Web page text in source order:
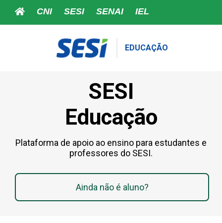
CNI SESI SENAI IEL
EDUCAÇÃO
SESI
Educação
Plataforma de apoio ao ensino para estudantes e
professores do SESI.
Ainda não é aluno?